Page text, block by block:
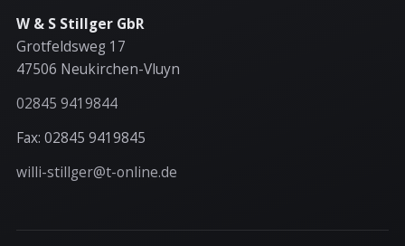
W & S Stillger GbR
Grotfeldsweg 17
47506 Neukirchen-Vluyn
02845 9419844
Fax: 02845 9419845
willi-stillger@t-online.de